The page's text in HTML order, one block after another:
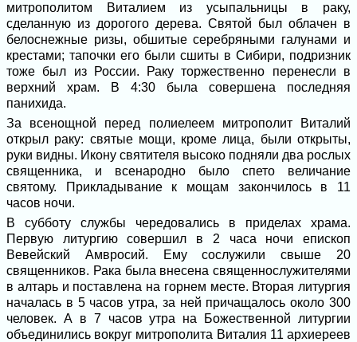
митрополитом Виталием из усыпальницы в раку,
сделанную из дорогого дерева. Святой был облачен в
белоснежные ризы, обшитые серебряными галунами и
крестами; тапочки его были сшиты в Сибири, подризник
тоже был из России. Раку торжественно перенесли в
верхний храм. В 4:30 была совершена последняя
панихида.
За всенощной перед полиелеем митрополит Виталий
открыл раку: святые мощи, кроме лица, были открыты,
руки видны. Икону святителя высоко подняли два рослых
священника, и всенародно было спето величание
святому. Прикладывание к мощам закончилось в 11
часов ночи.
В субботу службы чередовались в приделах храма.
Первую литургию совершил в 2 часа ночи епископ
Вевейский Амвросий. Ему сослужили свыше 20
священников. Рака была внесена священнослужителями
в алтарь и поставлена на горнем месте. Вторая литургия
началась в 5 часов утра, за ней причащалось около 300
человек. А в 7 часов утра на Божественной литургии
объединились вокруг митрополита Виталия 11 архиереев